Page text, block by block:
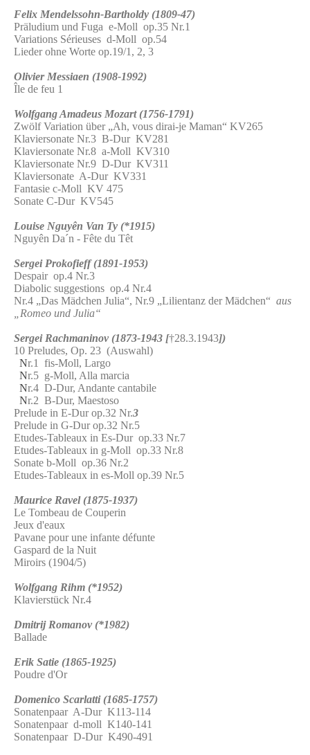
Felix Mendelssohn-Bartholdy (1809-47)
Präludium und Fuga e-Moll op.35 Nr.1
Variations Sérieuses d-Moll op.54
Lieder ohne Worte op.19/1, 2, 3
Olivier Messiaen (1908-1992)
Île de feu 1
Wolfgang Amadeus Mozart (1756-1791)
Zwölf Variation über „Ah, vous dirai-je Maman“ KV265
Klaviersonate Nr.3 B-Dur KV281
Klaviersonate Nr.8 a-Moll KV310
Klaviersonate Nr.9 D-Dur KV311
Klaviersonate A-Dur KV331
Fantasie c-Moll KV 475
Sonate C-Dur KV545
Louise Nguyên Van Ty (*1915)
Nguyên Da´n - Fête du Têt
Sergei Prokofieff (1891-1953)
Despair op.4 Nr.3
Diabolic suggestions op.4 Nr.4
Nr.4 „Das Mädchen Julia“, Nr.9 „Lilientanz der Mädchen“ aus
„Romeo und Julia“
Sergei Rachmaninov (1873-1943 [†28.3.1943])
10 Preludes, Op. 23 (Auswahl)
Nr.1 fis-Moll, Largo
Nr.5 g-Moll, Alla marcia
Nr.4 D-Dur, Andante cantabile
Nr.2 B-Dur, Maestoso
Prelude in E-Dur op.32 Nr.3
Prelude in G-Dur op.32 Nr.5
Etudes-Tableaux in Es-Dur op.33 Nr.7
Etudes-Tableaux in g-Moll op.33 Nr.8
Sonate b-Moll op.36 Nr.2
Etudes-Tableaux in es-Moll op.39 Nr.5
Maurice Ravel (1875-1937)
Le Tombeau de Couperin
Jeux d'eaux
Pavane pour une infante défunte
Gaspard de la Nuit
Miroirs (1904/5)
Wolfgang Rihm (*1952)
Klavierstück Nr.4
Dmitrij Romanov (*1982)
Ballade
Erik Satie (1865-1925)
Poudre d'Or
Domenico Scarlatti (1685-1757)
Sonatenpaar A-Dur K113-114
Sonatenpaar d-moll K140-141
Sonatenpaar D-Dur K490-491